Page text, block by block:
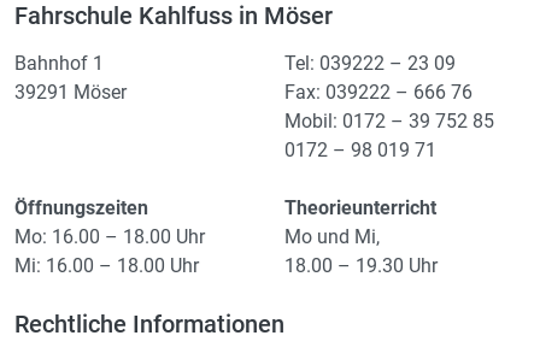
Fahrschule Kahlfuss in Möser
Bahnhof 1
39291 Möser
Tel: 039222 – 23 09
Fax: 039222 – 666 76
Mobil: 0172 – 39 752 85
0172 – 98 019 71
Öffnungszeiten
Mo: 16.00 – 18.00 Uhr
Mi: 16.00 – 18.00 Uhr
Theorieunterricht
Mo und Mi,
18.00 – 19.30 Uhr
Rechtliche Informationen